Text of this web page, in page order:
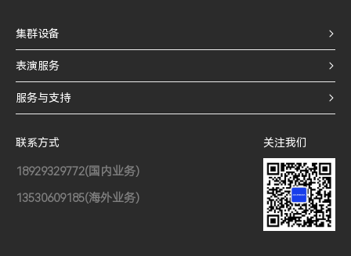
集群设备
表演服务
服务与支持
联系方式
18929329772(国内业务)
13530609185(海外业务)
关注我们